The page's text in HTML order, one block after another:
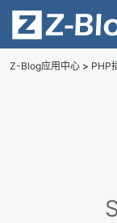
Z-Blog应用中心 > PHP